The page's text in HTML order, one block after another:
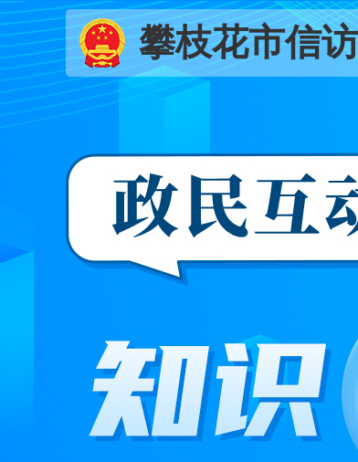
攀枝花市信